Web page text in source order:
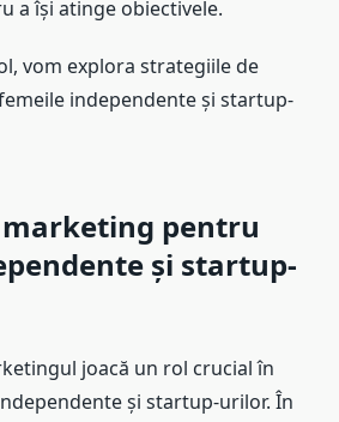
a își atinge obiectivele.
vom explora strategiile de
independente și startup-
pentru
și startup-
joacă un rol crucial în
și startup-urilor. În